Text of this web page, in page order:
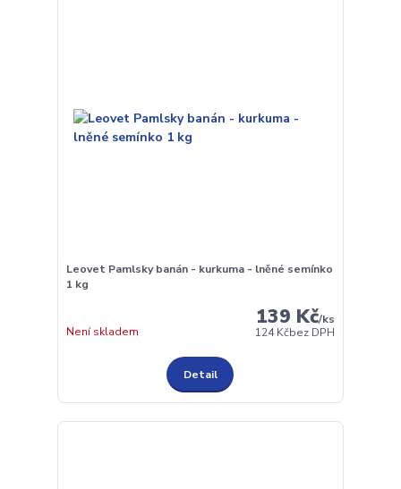
Leovet Pamlsky banán - kurkuma - lněné semínko
1 kg
139 Kč/ks
124 Kčbez DPH
Není skladem
Detail